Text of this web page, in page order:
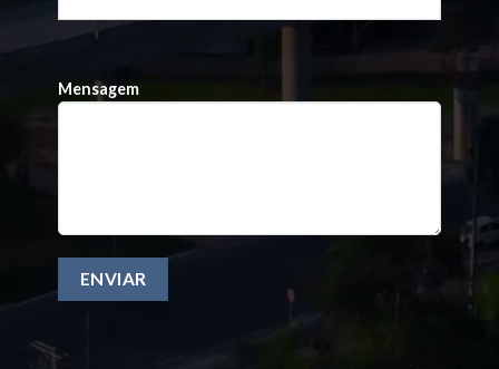
Mensagem